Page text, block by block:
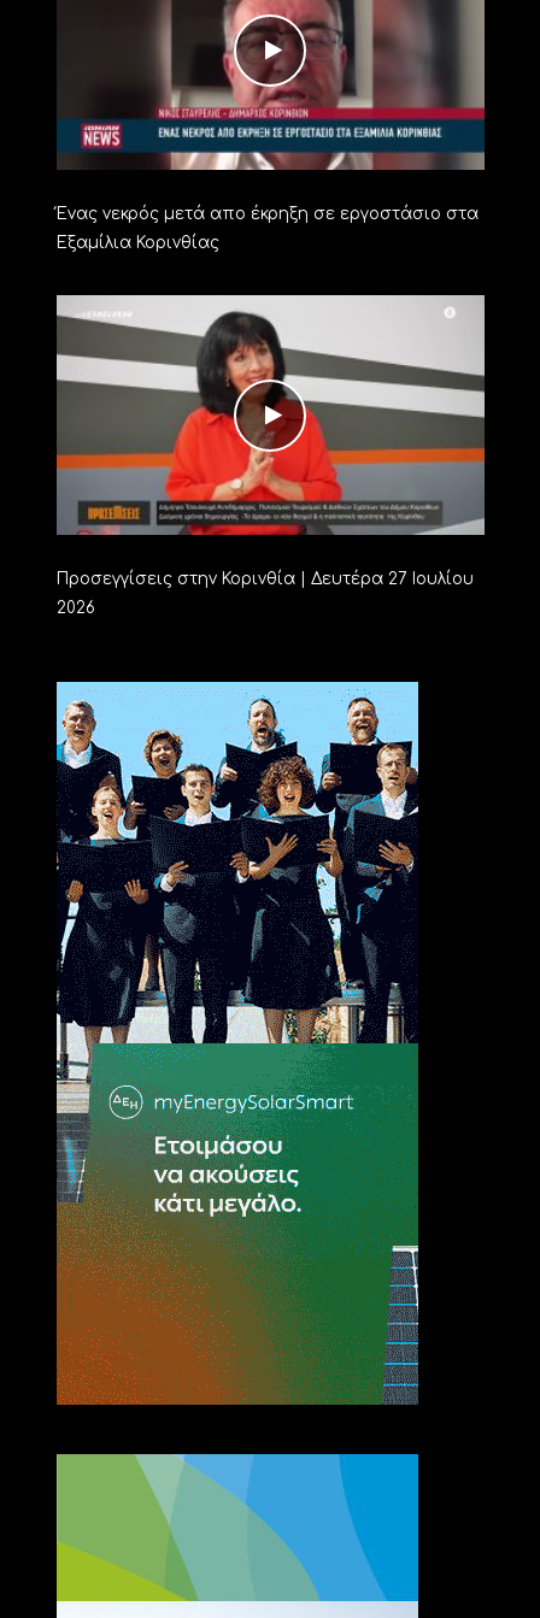
Ένας νεκρός μετά απο έκρηξη σε εργοστάσιο στα
Εξαμίλια Κορινθίας
Προσεγγίσεις στην Κορινθία | Δευτέρα 27 Ιουλίου
2026